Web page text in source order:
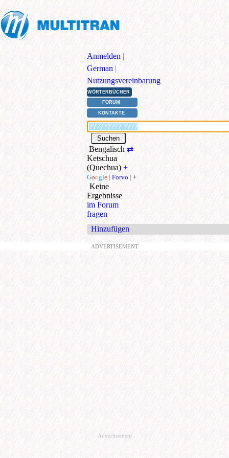
Anmelden |
German |
Nutzungsvereinbarung
WÖRTERBÜCHER
FORUM
KONTAKTE
Bengalisch ⇄
Ketschua
(Quechua) +
Google | Forvo | +
Keine
Ergebnisse
im Forum
fragen
Hinzufügen
ADVERTISEMENT
Advertisement